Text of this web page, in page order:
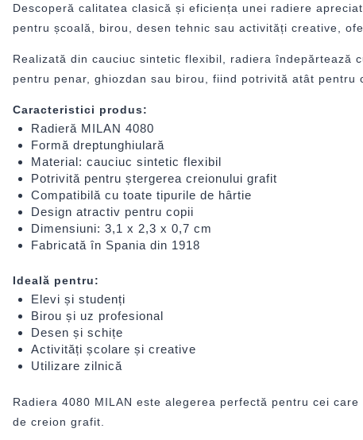
Descoperă calitatea clasică și eficiența unei radiere
pentru școală, birou, desen tehnic sau activități creative,
Realizată din cauciuc sintetic flexibil, radiera îndepărtează
pentru penar, ghiozdan sau birou, fiind potrivită atât pentru
Caracteristici produs:
Radieră MILAN 4080
Formă dreptunghiulară
Material: cauciuc sintetic flexibil
Potrivită pentru ștergerea creionului grafit
Compatibilă cu toate tipurile de hârtie
Design atractiv pentru copii
Dimensiuni: 3,1 x 2,3 x 0,7 cm
Fabricată în Spania din 1918
Ideală pentru:
Elevi și studenți
Birou și uz profesional
Desen și schițe
Activități școlare și creative
Utilizare zilnică
Radiera 4080 MILAN este alegerea perfectă pentru cei
de creion grafit.